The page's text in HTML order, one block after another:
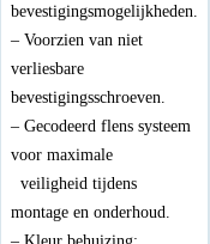
bevestigingsmogelijkheden.
– Voorzien van niet
verliesbare
bevestigingsschroeven.
– Gecodeerd flens systeem
voor maximale
veiligheid tijdens
montage en onderhoud.